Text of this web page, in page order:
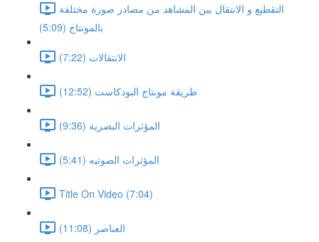
التقطيع و الانتقال بين المشاهد من مصادر صورة مختلفة
بالمونتاج (5:09)
الانتقالات (7:22)
طريقة مونتاج البودكاست (12:52)
المؤثرات البصرية (9:36)
المؤثرات الصوتيه (5:41)
Title On Video (7:04)
العناصر (11:08)